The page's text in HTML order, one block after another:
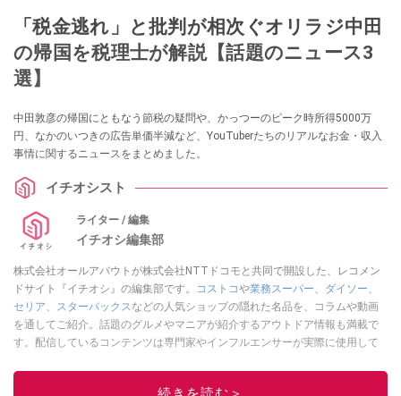
「税金逃れ」と批判が相次ぐオリラジ中田
の帰国を税理士が解説【話題のニュース3
選】
中田敦彦の帰国にともなう節税の疑問や、かっつーのピーク時所得5000万
円、なかのいつきの広告単価半減など、YouTuberたちのリアルなお金・収入
事情に関するニュースをまとめました。
イチオシスト
ライター / 編集
イチオシ編集部
株式会社オールアバウトが株式会社NTTドコモと共同で開設した、レコメン
ドサイト『イチオシ』の編集部です。
コストコや業務スーパー、 ダイソー、
セリア、 スターバックスなどの人気ショップの隠れた名品を、コラムや動画
を通してご紹介。話題のグルメやマニアが紹介するアウトドア情報も満載で
す。配信しているコンテンツは専門家やインフルエンサーが実際に使用して
ニュースでフォロー